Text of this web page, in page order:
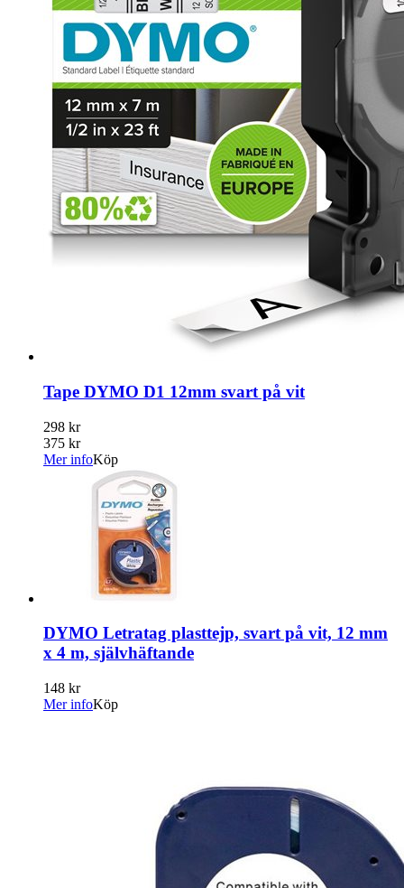
Tape DYMO D1 12mm svart på vit
298 kr
375 kr
Mer infoKöp
DYMO Letratag plasttejp, svart på vit, 12 mm
x 4 m, självhäftande
148 kr
Mer infoKöp